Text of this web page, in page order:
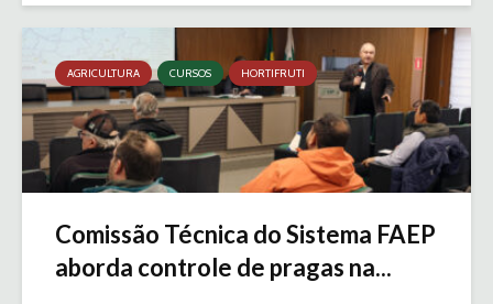
AGRICULTURA CURSOS HORTIFRUTI
Comissão Técnica do Sistema FAEP
aborda controle de pragas na...